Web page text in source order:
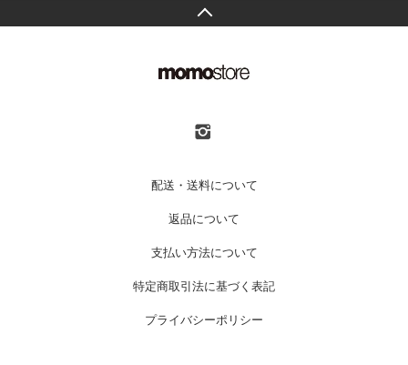
配送・送料について
返品について
支払い方法について
特定商取引法に基づく表記
プライバシーポリシー